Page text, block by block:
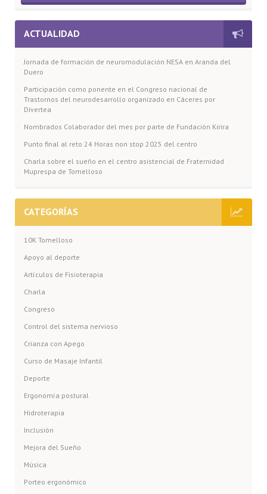
ACTUALIDAD
Jornada de formación de neuromodulación NESA en Aranda del
Duero
Participación como ponente en el Congreso nacional de
Trastornos del neurodesarrollo organizado en Cáceres por
Divertea
Nombrados Colaborador del mes por parte de Fundación Kirira
Punto final al reto 24 Horas non stop 2025 del centro
Charla sobre el sueño en el centro asistencial de Fraternidad
Muprespa de Tomelloso
CATEGORÍAS
10K Tomelloso
Apoyo al deporte
Artículos de Fisioterapia
Charla
Congreso
Control del sistema nervioso
Crianza con Apego
Curso de Masaje Infantil
Deporte
Ergonomía postural
Hidroterapia
Inclusión
Mejora del Sueño
Música
Porteo ergonómico